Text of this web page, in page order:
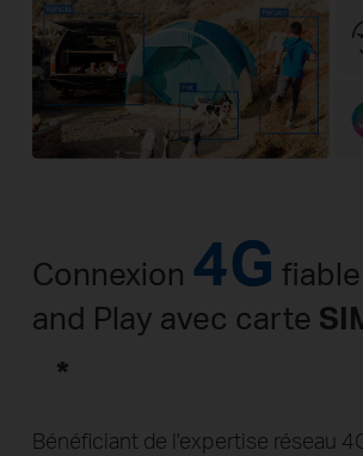
Connexion 4G
and Play avec carte
*
Bénéficiant de l'expertise réseau